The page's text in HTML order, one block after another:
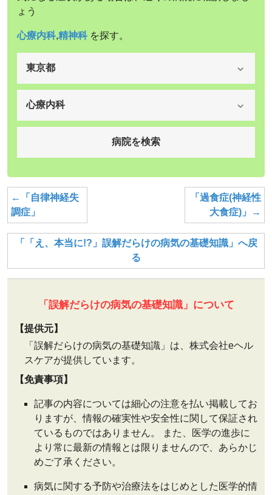
ょう
心療内科,精神科を探す。
←「自律神経失
調症」
「過食症(神経性
大食症)」→
「「え、本当に!?」誤解だらけの病気の基礎知識」へ戻
る
「誤解だらけの病気の基礎知識」について
【提供元】
「誤解だらけの病気の基礎知識」は、株式会社eヘル
スケアが提供しています。
【免責事項】
記事の内容については細心の注意を払い掲載してお
りますが、情報の確実性や安全性に関して保証され
ているものではありません。 また、医学の進歩に
より常に最新の情報とは限りませんので、あらかじ
めご了承ください。
病気に関する予防や治療法をはじめとした医学的情